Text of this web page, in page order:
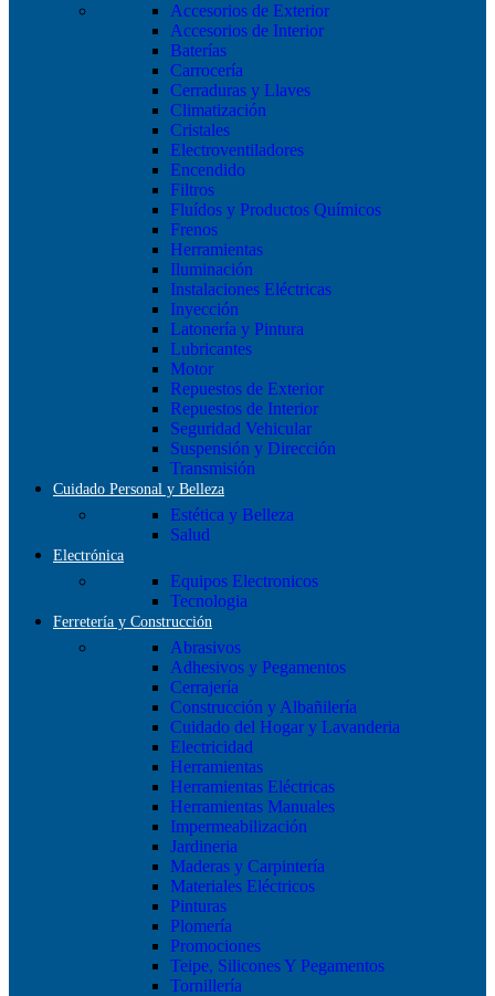
Accesorios de Exterior
Accesorios de Interior
Baterías
Carrocería
Cerraduras y Llaves
Climatización
Cristales
Electroventiladores
Encendido
Filtros
Fluídos y Productos Químicos
Frenos
Herramientas
Iluminación
Instalaciones Eléctricas
Inyección
Latonería y Pintura
Lubricantes
Motor
Repuestos de Exterior
Repuestos de Interior
Seguridad Vehicular
Suspensión y Dirección
Transmisión
Cuidado Personal y Belleza
Estética y Belleza
Salud
Electrónica
Equipos Electronicos
Tecnologia
Ferretería y Construcción
Abrasivos
Adhesivos y Pegamentos
Cerrajería
Construcción y Albañilería
Cuidado del Hogar y Lavanderia
Electricidad
Herramientas
Herramientas Eléctricas
Herramientas Manuales
Impermeabilización
Jardineria
Maderas y Carpintería
Materiales Eléctricos
Pinturas
Plomería
Promociones
Teipe, Silicones Y Pegamentos
Tornillería